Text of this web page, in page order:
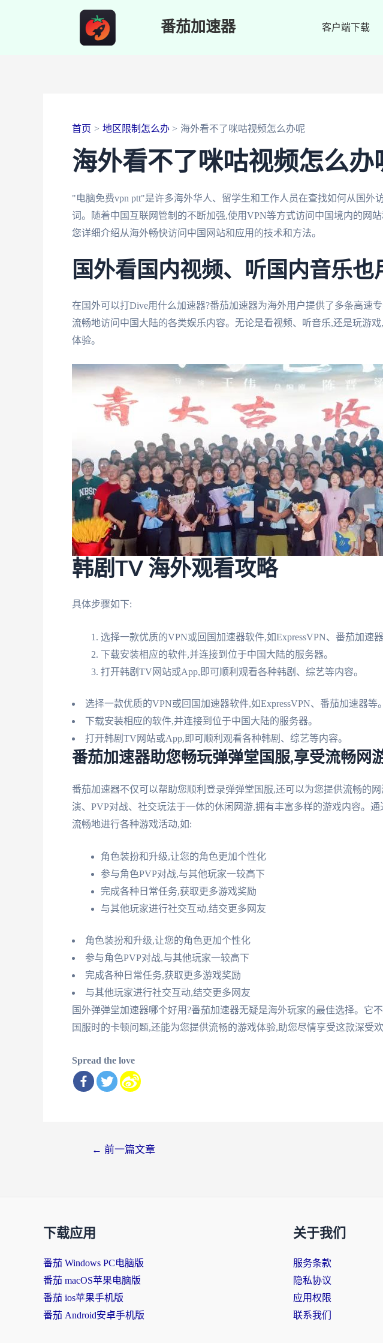
番茄加速器 客户端下载
首页 地区限制怎么办 海外看不了咪咕视频怎么办呢
海外看不了咪咕视频怎么办
"电脑免费vpn ptt"是许多海外华人、留学生和工作人员在查找如何从国外
词。随着中国互联网管制的不断加强,使用VPN等方式访问中国境内的网
您详细介绍从海外畅快访问中国网站和应用的技术和方法。
国外看国内视频、听国内音乐也
在国外可以打Dive用什么加速器?番茄加速器为海外用户提供了多条高速
流畅地访问中国大陆的各类娱乐内容。无论是看视频、听音乐,还是玩游
体验。
韩剧TV 海外观看攻略
具体步骤如下:
选择一款优质的VPN或回国加速器软件,如ExpressVPN、番茄加速器
下载安装相应的软件,并连接到位于中国大陆的服务器。
打开韩剧TV网站或App,即可顺利观看各种韩剧、综艺等内容。
选择一款优质的VPN或回国加速器软件,如ExpressVPN、番茄加速器等。
下载安装相应的软件,并连接到位于中国大陆的服务器。
打开韩剧TV网站或App,即可顺利观看各种韩剧、综艺等内容。
番茄加速器助您畅玩弹弹堂国服,享受流畅网
番茄加速器不仅可以帮助您顺利登录弹弹堂国服,还可以为您提供流畅的
演、PVP对战、社交玩法于一体的休闲网游,拥有丰富多样的游戏内容。
流畅地进行各种游戏活动,如:
角色装扮和升级,让您的角色更加个性化
参与角色PVP对战,与其他玩家一较高下
完成各种日常任务,获取更多游戏奖励
与其他玩家进行社交互动,结交更多网友
角色装扮和升级,让您的角色更加个性化
参与角色PVP对战,与其他玩家一较高下
完成各种日常任务,获取更多游戏奖励
与其他玩家进行社交互动,结交更多网友
国外弹弹堂加速器哪个好用?番茄加速器无疑是海外玩家的最佳选择。它
国服时的卡顿问题,还能为您提供流畅的游戏体验,助您尽情享受这款深受欢
Spread the love
← 前一篇文章
下载应用
番茄 Windows PC电脑版
番茄 macOS苹果电脑版
番茄 ios苹果手机版
番茄 Android安卓手机版
关于我们
服务条款
隐私协议
应用权限
联系我们